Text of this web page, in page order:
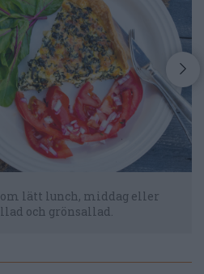
lätt lunch, middag eller
och grönsallad.